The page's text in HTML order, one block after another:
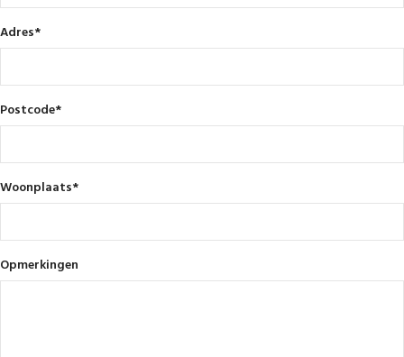
Adres*
Postcode*
Woonplaats*
Opmerkingen